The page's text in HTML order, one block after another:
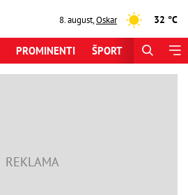
8. august,Oskar 32 °C
PROMINENTI ŠPORT